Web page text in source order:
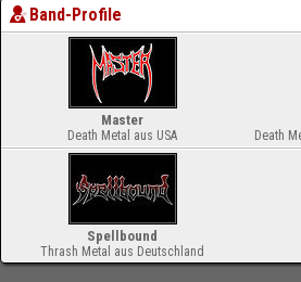
Band-Profile
Master
Death Metal aus USA Death
Spellbound
Thrash Metal aus Deutschland